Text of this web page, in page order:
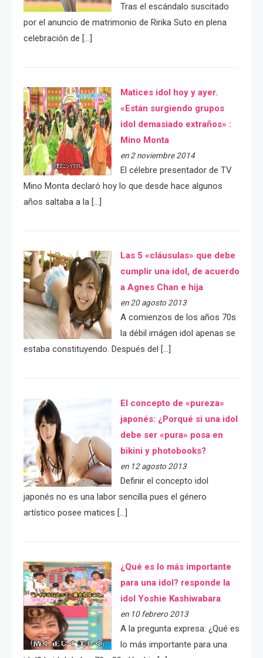
Tras el escándalo suscitado
por el anuncio de matrimonio de Ririka Suto en plena
celebración de […]
Matices idol hoy y ayer.
«Están surgiendo grupos
idol demasiado extraños» :
Mino Monta
en 2 noviembre 2014
El célebre presentador de TV
Mino Monta declaró hoy lo que desde hace algunos
años saltaba a la […]
Las 5 «cláusulas» que debe
cumplir una idol, de acuerdo
a Agnes Chan e hija
en 20 agosto 2013
A comienzos de los años 70s
la débil imágen idol apenas se
estaba constituyendo. Después del […]
El concepto de «pureza»
japonés: ¿Porqué si una idol
debe ser «pura» posa en
bikini y photobooks?
en 12 agosto 2013
Definir el concepto idol
japonés no es una labor sencilla pues el género
artístico posee matices […]
¿Qué es lo más importante
para una idol? responde la
idol Yoshie Kashiwabara
en 10 febrero 2013
A la pregunta expresa: ¿Qué es
lo más importante para una